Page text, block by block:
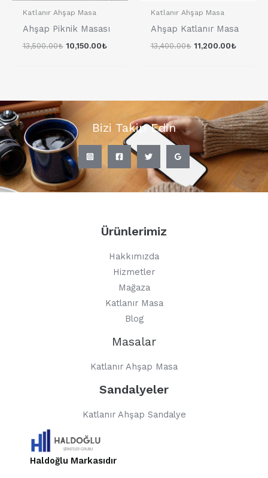
Katlanır Ahşap Masa
Ahşap Piknik Masası
13,500.00₺ 10,150.00₺
Katlanır Ahşap Masa
Ahşap Katlanır Masa
13,400.00₺ 11,200.00₺
Bizi Takip Edin
Ürünlerimiz
Hakkımızda
Hizmetler
Mağaza
Katlanır Masa
Blog
Masalar
Katlanır Ahşap Masa
Sandalyeler
Katlanır Ahşap Sandalye
Haldoğlu Markasıdır